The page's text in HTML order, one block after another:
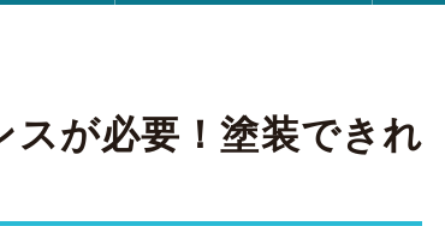
スが必要！塗装できれ